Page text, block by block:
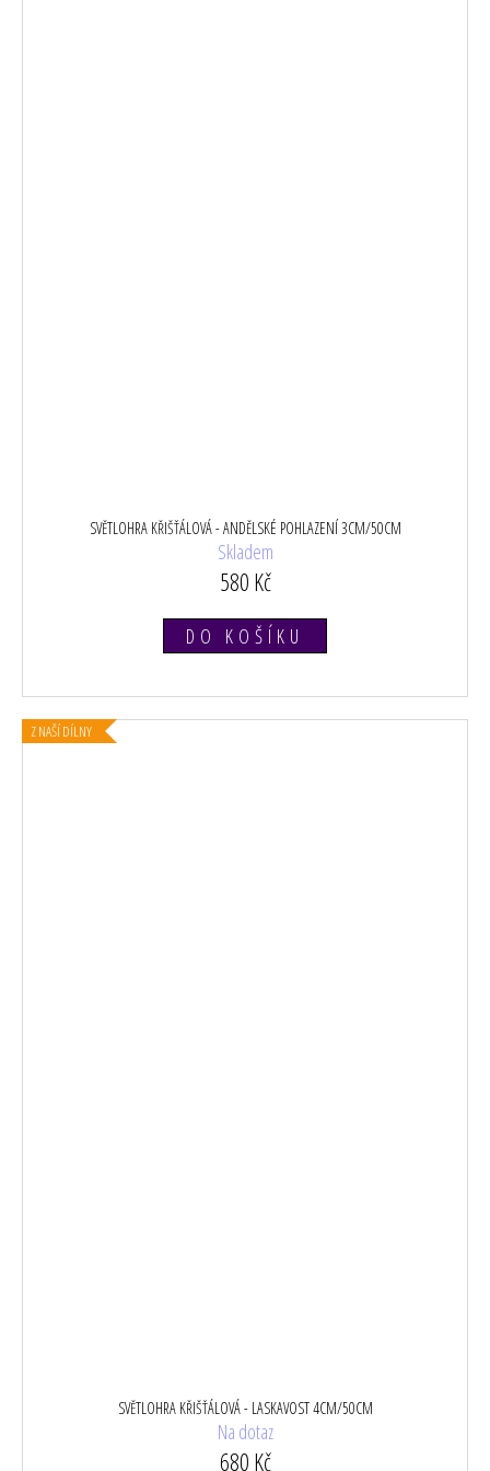
SVĚTLOHRA KŘIŠŤÁLOVÁ - ANDĚLSKÉ POHLAZENÍ 3CM/50CM
Skladem
580 Kč
DO KOŠÍKU
Z NAŠÍ DÍLNY
SVĚTLOHRA KŘIŠŤÁLOVÁ - LASKAVOST 4CM/50CM
Na dotaz
680 Kč